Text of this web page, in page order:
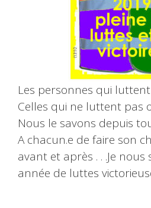
Les personnes qui
Celles qui ne luttent pas
Nous le savons depuis
A chacun.e de faire son
avant et après . . .Je
année de luttes